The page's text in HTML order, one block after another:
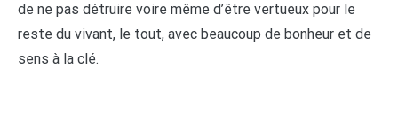
de ne pas détruire voire même d’être vertueux pour le
reste du vivant, le tout, avec beaucoup de bonheur et de
sens à la clé.